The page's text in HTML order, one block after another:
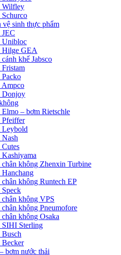
Wilfley
vệ sinh thực phẩm
Unibloc
Hilge GEA
khế Jabsco
Ampco
Donjoy
– bơm Rietschle
Pfeiffer
Leybold
không Zhenxin Turbine
không Runtech EP
không VPS
không Pneumofore
không Osaka
SIHI Sterling
Becker
bơm nước thải